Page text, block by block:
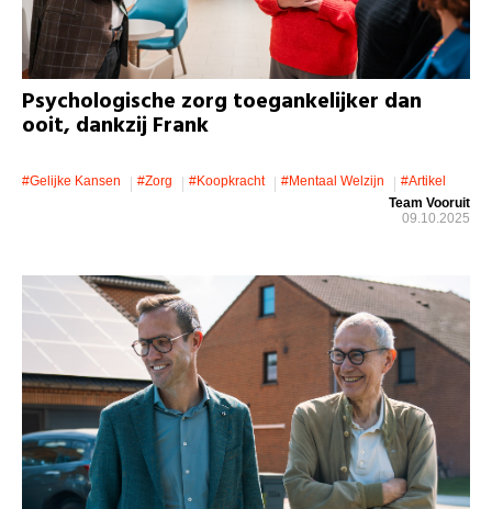
Psychologische zorg toegankelijker dan
ooit, dankzij Frank
#gelijke Kansen #zorg #koopkracht #mentaal Welzijn
#artikel
Team Vooruit
09.10.2025